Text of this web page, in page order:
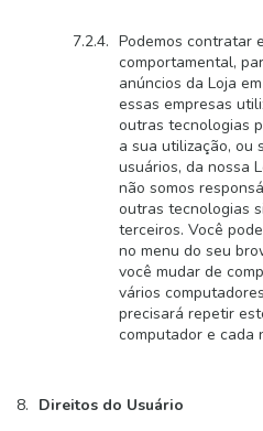
Podemos contratar
comportamental,
anúncios da Loja
essas empresas
outras tecnologias
a sua utilização, ou
usuários, da nossa
não somos
outras tecnologias
terceiros. Você
no menu do seu
você mudar de
vários
precisará repetir
computador e cada
Direitos do Usuário